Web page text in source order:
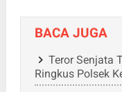
BACA JUGA
Teror Senjata
Ringkus Polsek